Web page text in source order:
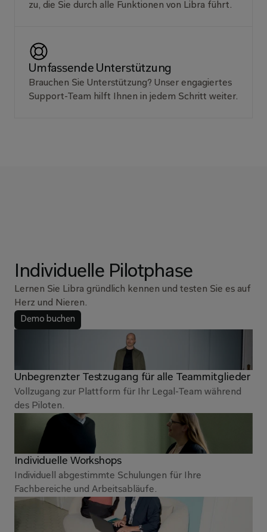
zu, die Sie durch alle Funktionen von Libra führt.
Umfassende Unterstützung
Brauchen Sie Unterstützung? Unser engagiertes
Support-Team hilft Ihnen in jedem Schritt weiter.
Individuelle Pilotphase
Lernen Sie Libra gründlich kennen und testen Sie es auf
Herz und Nieren.
Demo buchen
Unbegrenzter Testzugang für alle Teammitglieder
Vollzugang zur Plattform für Ihr Legal-Team während
des Piloten.
Individuelle Workshops
Individuell abgestimmte Schulungen für Ihre
Fachbereiche und Arbeitsabläufe.